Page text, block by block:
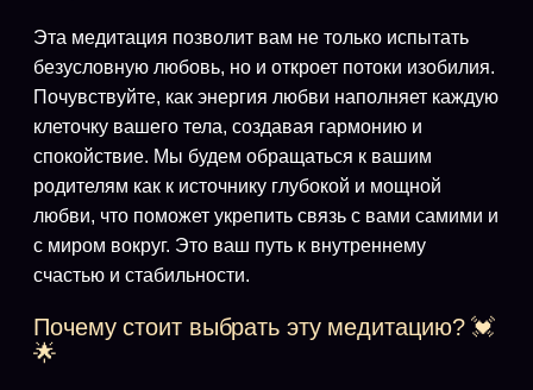
Эта медитация позволит вам не только испытать
безусловную любовь, но и откроет потоки изобилия.
Почувствуйте, как энергия любви наполняет каждую
клеточку вашего тела, создавая гармонию и
спокойствие. Мы будем обращаться к вашим
родителям как к источнику глубокой и мощной
любви, что поможет укрепить связь с вами самими и
с миром вокруг. Это ваш путь к внутреннему
счастью и стабильности.
Почему стоит выбрать эту медитацию? 💓
🌟